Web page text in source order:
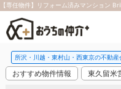
所沢・川越・東村山・西東京の不動
おすすめ物件情報 東久留米